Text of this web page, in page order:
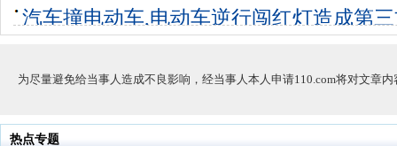
追尾，骑自 3个回答 0
汽车撞电动车,电动车逆行闯红灯造成第
为尽量避免给当事人造成不良影响，经当事人本人申请110.com将对文章
热点专题